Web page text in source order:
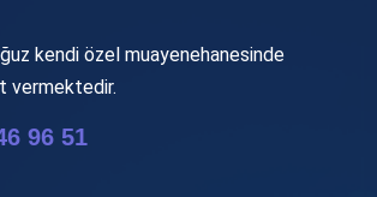
kendi özel muayenehanesinde
vermektedir.
96 51